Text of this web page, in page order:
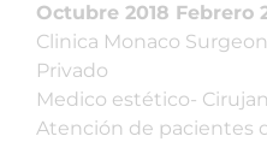
Octubre 2018 Febrero
Clinica Monaco
Privado
Medico estético-
Atención de pacientes